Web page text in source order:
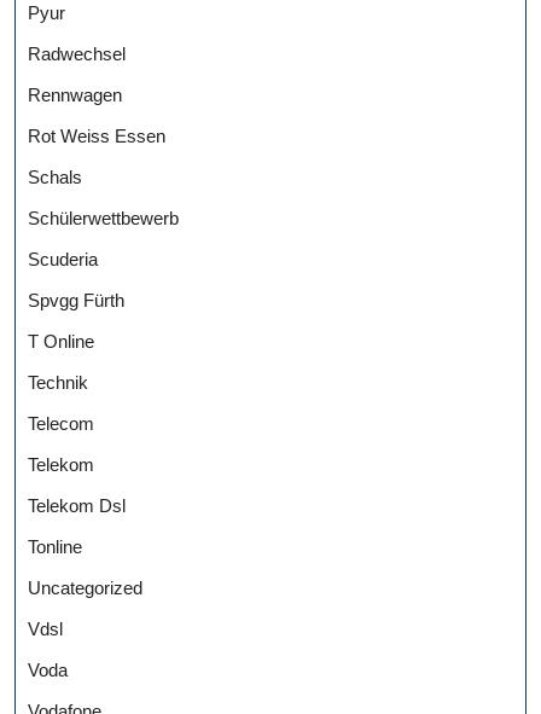
Pyur
Radwechsel
Rennwagen
Rot Weiss Essen
Schals
Schülerwettbewerb
Scuderia
Spvgg Fürth
T Online
Technik
Telecom
Telekom
Telekom Dsl
Tonline
Uncategorized
Vdsl
Voda